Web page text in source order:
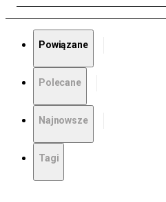
Powiązane
Polecane
Najnowsze
Tagi